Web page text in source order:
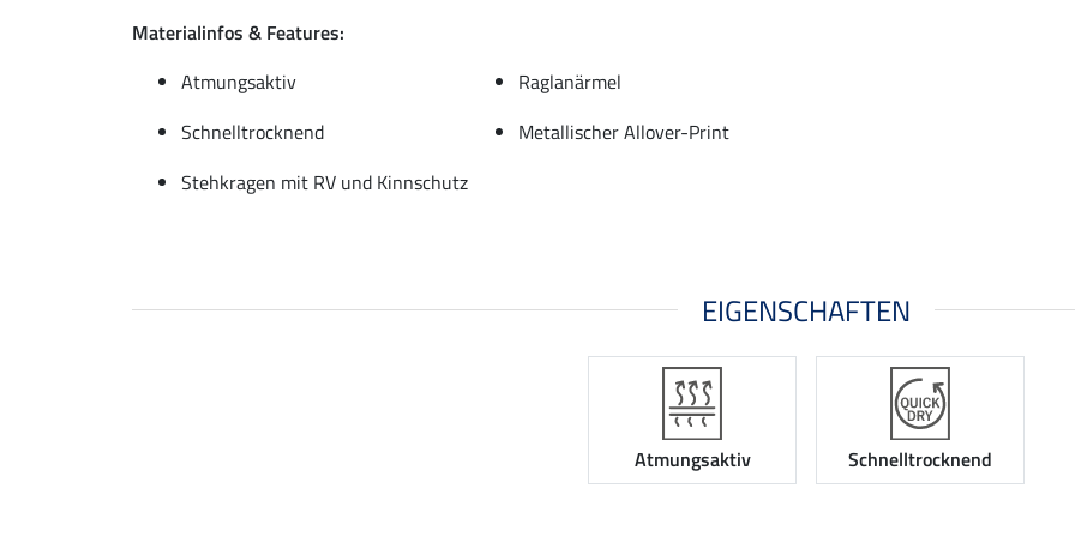
Materialinfos & Features:
Atmungsaktiv
Raglanärmel
Schnelltrocknend
Metallischer Allover-Print
Stehkragen mit RV und Kinnschutz
EIGENSCHAFTEN
Atmungsaktiv Schnelltrocknend